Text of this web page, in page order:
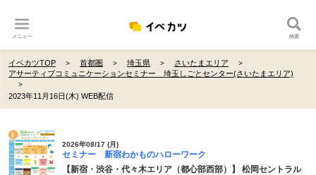
メニュー 検索
イベカツTOP 首都圏 埼玉県
さいたまエリア
アサーティブコミュニケーションセミナー 埼玉しごとセンター(さいたまエリア)
2023年11月16日(木) WEB配信
2026年08/17 (月)
セミナー 新宿わかものハローワーク
【新宿・渋谷・代々木エリア（都心部西部）】 松岡セントラル